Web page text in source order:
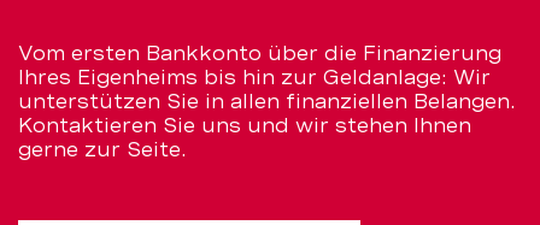
Vom ersten Bankkonto über die Finanzierung
Ihres Eigenheims bis hin zur Geldanlage: Wir
unterstützen Sie in allen finanziellen Belangen.
Kontaktieren Sie uns und wir stehen Ihnen
gerne zur Seite.